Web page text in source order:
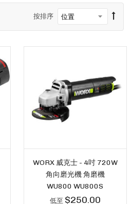
按排序
WORX 威克士 - 4吋 720W
角向磨光機 角磨機
WU800 WU800S
低至 $250.00